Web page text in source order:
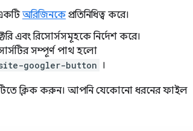
অরিজিনকেপ্রতিনিধিত্ব করে।
এবং রিসোর্সসমূহকে নির্দেশ করে।
সম্পূর্ণ পাথ হলো
googler-button ।
ক্লিক করুন। আপনি যেকোনো ধরনের ফাইল